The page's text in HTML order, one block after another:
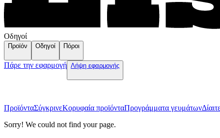
Οδηγοί
Προϊόν Οδηγοί Πόροι
Πάρε την εφαρμογή Λήψη εφαρμογής
ΠροϊόνταΣύγκρινεΚορυφαία προϊόνταПρογράμματα γευμάτων
Sorry! We could not find your page.